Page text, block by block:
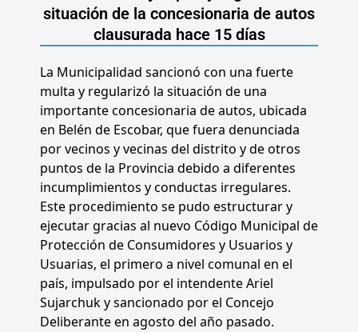
situación de la concesionaria de autos
clausurada hace 15 días
La Municipalidad sancionó con una fuerte
multa y regularizó la situación de una
importante concesionaria de autos, ubicada
en Belén de Escobar, que fuera denunciada
por vecinos y vecinas del distrito y de otros
puntos de la Provincia debido a diferentes
incumplimientos y conductas irregulares.
Este procedimiento se pudo estructurar y
ejecutar gracias al nuevo Código Municipal de
Protección de Consumidores y Usuarios y
Usuarias, el primero a nivel comunal en el
país, impulsado por el intendente Ariel
Sujarchuk y sancionado por el Concejo
Deliberante en agosto del año pasado.